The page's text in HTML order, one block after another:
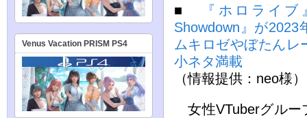
■
『ホロライ
Showdown』が
ムキロゼやぼたん
小ネタ満載
（情報提供：neo様）
女性VTuberグルー
Venus Vacation PRISM PS4